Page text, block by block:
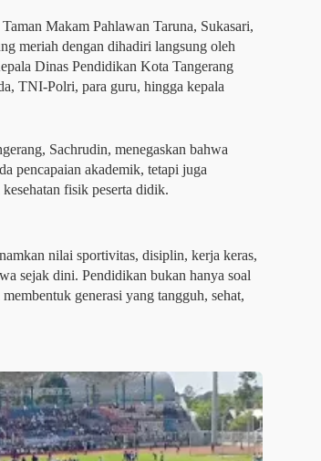
Makam Pahlawan Taruna, Sukasari,
meriah dengan dihadiri langsung oleh
Dinas Pendidikan Kota Tangerang
TNI-Polri, para guru, hingga kepala
Sachrudin, menegaskan bahwa
pencapaian akademik, tetapi juga
fisik peserta didik.
nilai sportivitas, disiplin, kerja keras,
sejak dini. Pendidikan bukan hanya soal
generasi yang tangguh, sehat,